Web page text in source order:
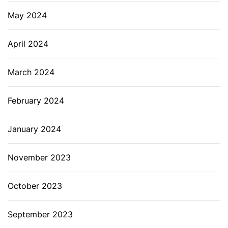
May 2024
April 2024
March 2024
February 2024
January 2024
November 2023
October 2023
September 2023